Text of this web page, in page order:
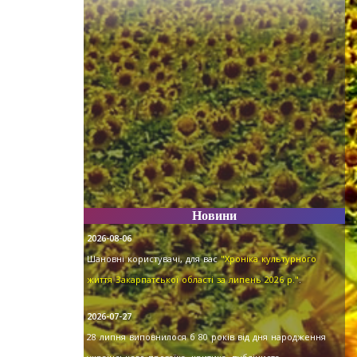
Новини
2026-08-06
Шановні користувачі, для вас"Хроніка культурного
життя Закарпатської області за липень 2026 р.".
2026-07-27
28 липня виповнилося б 80 років від дня народження